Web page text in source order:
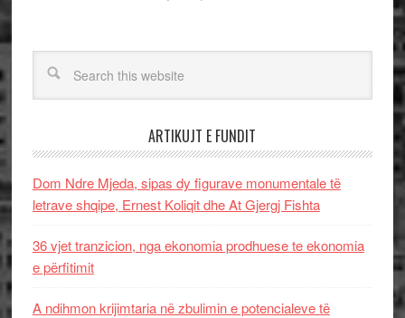
ARTIKUJT E FUNDIT
Dom Ndre Mjeda, sipas dy figurave monumentale të
letrave shqipe, Ernest Koliqit dhe At Gjergj Fishta
36 vjet tranzicion, nga ekonomia prodhuese te ekonomia
e përfitimit
A ndihmon krijimtaria në zbulimin e potencialeve të